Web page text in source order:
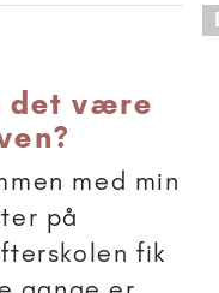
det være
med min
på
fik